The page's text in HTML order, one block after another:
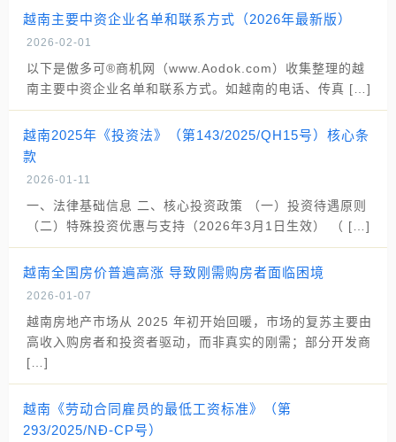
越南主要中资企业名单和联系方式（2026年最新版）
2026-02-01
以下是傲多可®商机网（www.Aodok.com）收集整理的越
南主要中资企业名单和联系方式。如越南的电话、传真 […]
越南2025年《投资法》（第143/2025/QH15号）核心条
款
2026-01-11
一、法律基础信息 二、核心投资政策 （一）投资待遇原则
（二）特殊投资优惠与支持（2026年3月1日生效） （ […]
越南全国房价普遍高涨 导致刚需购房者面临困境
2026-01-07
越南房地产市场从 2025 年初开始回暖，市场的复苏主要由
高收入购房者和投资者驱动，而非真实的刚需；部分开发商
[…]
越南《劳动合同雇员的最低工资标准》（第
293/2025/NĐ-CP号）